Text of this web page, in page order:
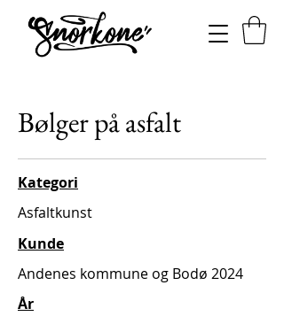
Bølger på asfalt
Kategori
Asfaltkunst
Kunde
Andenes kommune og Bodø 2024
År